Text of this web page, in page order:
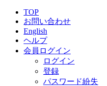
TOP
お問い合わせ
English
ヘルプ
会員ログイン
ログイン
登録
パスワード紛失